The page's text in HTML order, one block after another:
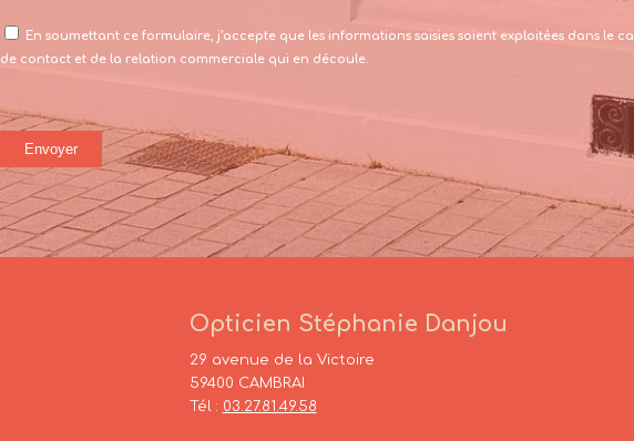
En soumettant ce formulaire, j’accepte que les informations saisies soient exploitées dans le
de contact et de la relation commerciale qui en découle.
Opticien Stéphanie Danjou
29 avenue de la Victoire
59400 CAMBRAI
Tél : 03.27.81.49.58